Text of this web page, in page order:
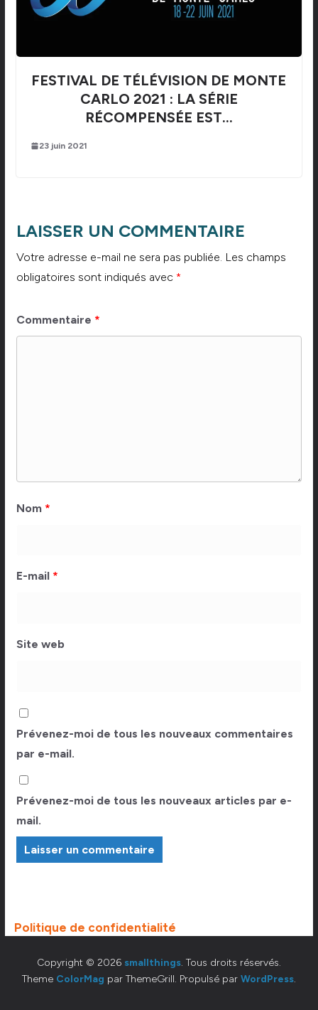
FESTIVAL DE TÉLÉVISION DE MONTE
CARLO 2021 : LA SÉRIE
RÉCOMPENSÉE EST…
23 juin 2021
LAISSER UN COMMENTAIRE
Votre adresse e-mail ne sera pas publiée. Les champs
obligatoires sont indiqués avec *
Commentaire *
Nom *
E-mail *
Site web
Prévenez-moi de tous les nouveaux commentaires
par e-mail.
Prévenez-moi de tous les nouveaux articles par e-
mail.
Politique de confidentialité
Copyright © 2026 smallthings. Tous droits réservés.
Theme ColorMag par ThemeGrill. Propulsé par WordPress.